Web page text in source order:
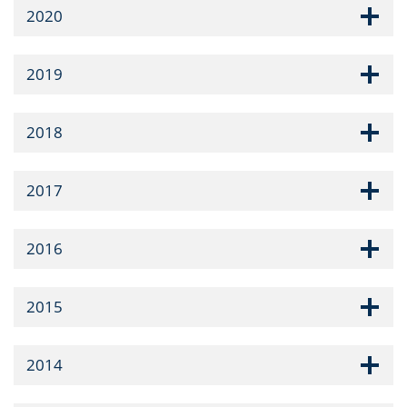
2020
2019
2018
2017
2016
2015
2014